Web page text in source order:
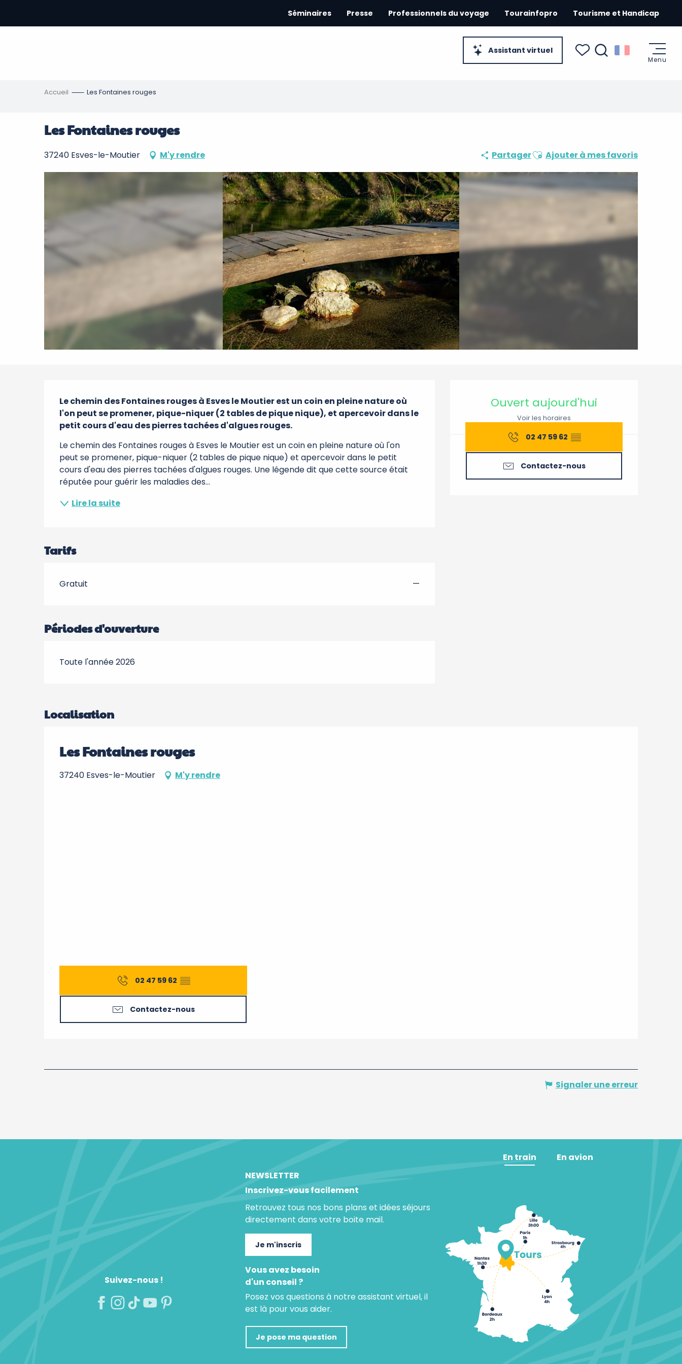
contenu
Assistant virtuel
Séminaires Presse Professionnels du voyage Tourainfopro Tourisme et Handicap
Menu
Accueil Les Fontaines rouges
Les Fontaines rouges
37240 Esves-le-Moutier M'y rendre PartagerAjouter aux favoris
Ajouter à mes favoris
Ouverture et
Ouvert aujourd'hui
Voir les horaires
02 47 59 62 ▒▒
Contactez-nous
Description
Le chemin des Fontaines rouges à Esves le Moutier est un coin en pleine nature où
l'on peut se promener, pique-niquer (2 tables de pique nique), et apercevoir dans le
petit cours d'eau des pierres tachées d'algues rouges.
Le chemin des Fontaines rouges à Esves le Moutier est un coin en pleine nature où l'on
peut se promener, pique-niquer (2 tables de pique nique) et apercevoir dans le petit
cours d'eau des pierres tachées d'algues rouges. Une légende dit que cette source était
réputée pour guérir les maladies des...
Lire la suite
Tarifs
Gratuit —
Périodes d'ouverture
Toute l'année 2026
Localisation
Les Fontaines rouges
37240 Esves-le-Moutier M'y rendre
02 47 59 62 ▒▒
Contactez-nous
Signaler une erreur
Suivez-nous !
NEWSLETTER
Inscrivez-vous facilement
Retrouvez tous nos bons plans et idées séjours
directement dans votre boite mail.
Je m'inscris
Vous avez besoin
d'un conseil ?
Posez vos questions à notre assistant virtuel, il
est là pour vous aider.
Je pose ma question
En train En avion